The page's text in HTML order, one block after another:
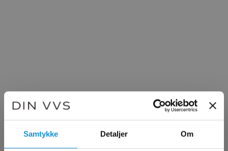
Samtykke Detaljer Om